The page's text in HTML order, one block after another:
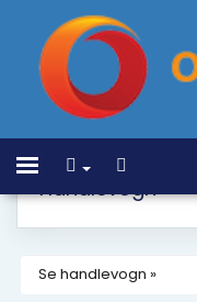
ToggleHome
Handlevogn